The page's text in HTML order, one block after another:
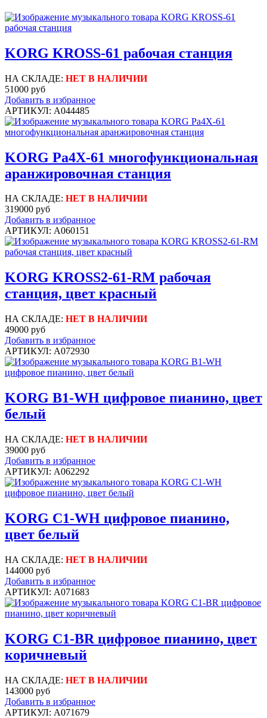
KORG KROSS-61 рабочая станция
НА СКЛАДЕ: НЕТ В НАЛИЧИИ
51000 руб
Добавить в избранное
АРТИКУЛ: A044485
KORG Pa4X-61 многофункциональная
аранжировочная станция
НА СКЛАДЕ: НЕТ В НАЛИЧИИ
319000 руб
Добавить в избранное
АРТИКУЛ: A060151
KORG KROSS2-61-RM рабочая
станция, цвет красный
НА СКЛАДЕ: НЕТ В НАЛИЧИИ
49000 руб
Добавить в избранное
АРТИКУЛ: A072930
KORG B1-WH цифровое пианино, цвет
белый
НА СКЛАДЕ: НЕТ В НАЛИЧИИ
39000 руб
Добавить в избранное
АРТИКУЛ: A062292
KORG C1-WH цифровое пианино,
цвет белый
НА СКЛАДЕ: НЕТ В НАЛИЧИИ
144000 руб
Добавить в избранное
АРТИКУЛ: A071683
KORG C1-BR цифровое пианино, цвет
коричневый
НА СКЛАДЕ: НЕТ В НАЛИЧИИ
143000 руб
Добавить в избранное
АРТИКУЛ: A071679